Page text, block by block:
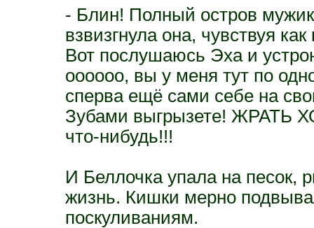
- Блин! Полный остров
взвизгнула она, чувствуя
Вот послушаюсь Эха и
оооооо, вы у меня тут по
сперва ещё сами себе на
Зубами выгрызете! ЖРАТЬ
что-нибудь!!!
И Беллочка упала на песок,
жизнь. Кишки мерно
поскуливаниям.